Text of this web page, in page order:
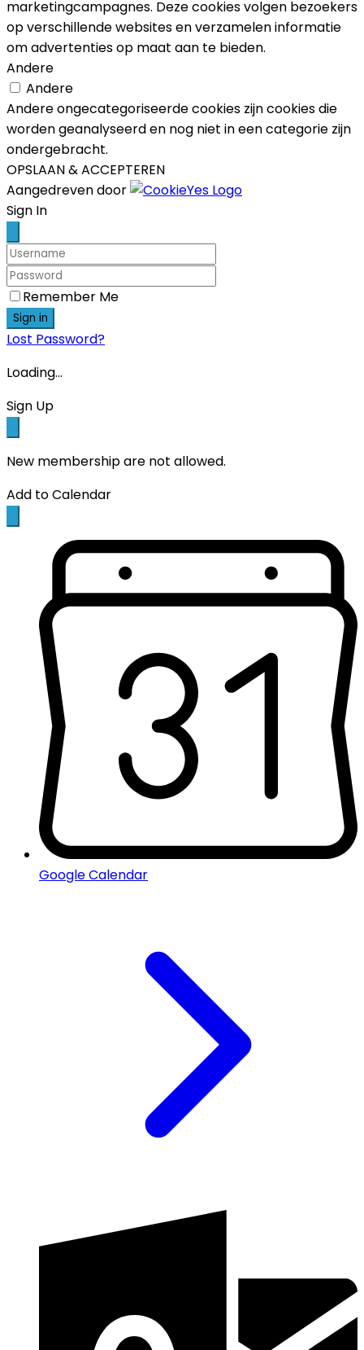
marketingcampagnes. Deze cookies volgen bezoekers
op verschillende websites en verzamelen informatie
om advertenties op maat aan te bieden.
Andere
Andere
Andere ongecategoriseerde cookies zijn cookies die
worden geanalyseerd en nog niet in een categorie zijn
ondergebracht.
OPSLAAN & ACCEPTEREN
Aangedreven door
Scroll
Sign In
Remember Me
Sign in
Lost Password?
Loading...
Sign Up
New membership are not allowed.
Add to Calendar
Google Calendar